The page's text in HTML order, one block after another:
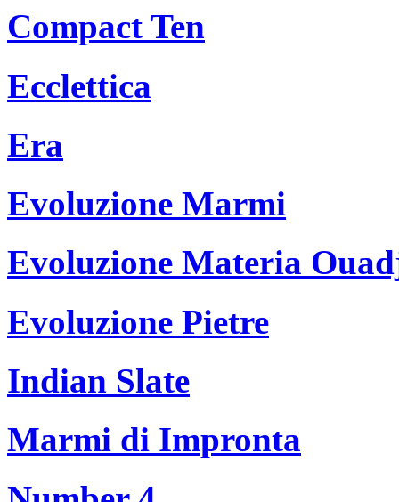
Compact Ten
Ecclettica
Era
Evoluzione Marmi
Evoluzione Materia
Evoluzione Pietre
Indian Slate
Marmi di Impronta